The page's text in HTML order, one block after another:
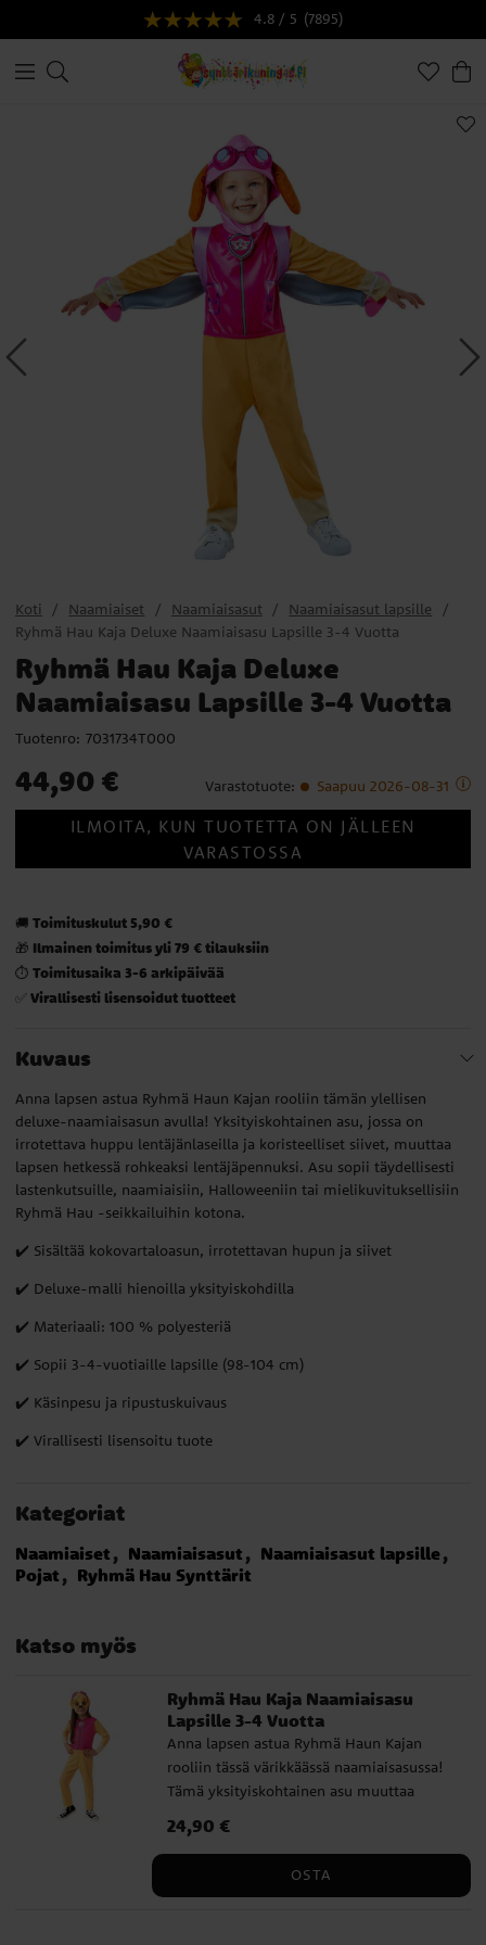
4.8 / 5 (7895)
Koti Naamiaiset Naamiaisasut
Naamiaisasut lapsille
Ryhmä Hau Kaja Deluxe Naamiaisasu Lapsille 3-4 Vuotta
Ryhmä Hau Kaja Deluxe
Naamiaisasu Lapsille 3-4 Vuotta
Tuotenro: 7031734T000
Hinta
:44,90 €
44,90 € Varastotuote: Saapuu 2026-08-31
ILMOITA, KUN TUOTETTA ON JÄLLEEN
VARASTOSSA
🚚 Toimituskulut 5,90 €
🎁 Ilmainen toimitus yli 79 € tilauksiin
⏱️ Toimitusaika 3-6 arkipäivää
✅ Virallisesti lisensoidut tuotteet
Kuvaus
Anna lapsen astua Ryhmä Haun Kajan rooliin tämän ylellisen
deluxe-naamiaisasun avulla! Yksityiskohtainen asu, jossa on
irrotettava huppu lentäjänlaseilla ja koristeelliset siivet, muuttaa
lapsen hetkessä rohkeaksi lentäjäpennuksi. Asu sopii täydellisesti
lastenkutsuille, naamiaisiin, Halloweeniin tai mielikuvituksellisiin
Ryhmä Hau -seikkailuihin kotona.
✔️ Sisältää kokovartaloasun, irrotettavan hupun ja siivet
✔️ Deluxe-malli hienoilla yksityiskohdilla
✔️ Materiaali: 100 % polyesteriä
✔️ Sopii 3-4-vuotiaille lapsille (98-104 cm)
✔️ Käsinpesu ja ripustuskuivaus
✔️ Virallisesti lisensoitu tuote
Kategoriat
Naamiaiset Naamiaisasut
Naamiaisasut lapsille
Pojat
Ryhmä Hau Synttärit
Katso myös
Ryhmä Hau Kaja Naamiaisasu
Lapsille 3-4 Vuotta
Anna lapsen astua Ryhmä Haun Kajan
rooliin tässä värikkäässä naamiaisasussa!
Tämä yksityiskohtainen asu muuttaa
seikkailunhaluiseksi lentäjäpennuksi. Asu
naamiaisiin, Halloweeniin tai
Hinta: 24,90 €
24,90 €
OSTA